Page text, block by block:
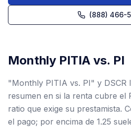
(888) 466-
Monthly PITIA vs. PI
"Monthly PITIA vs. PI" y DSCR
resumen en si la renta cubre el
ratio que exige su prestamista.
el pago; por encima de 1.25